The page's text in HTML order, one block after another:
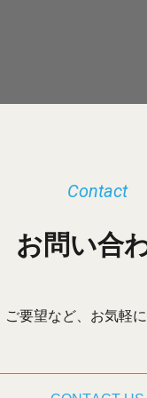
お問い合
Contact
ご要望など、お気軽